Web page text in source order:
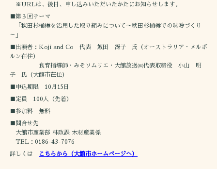
※URLは、後日、申し込みいただいたかたにお知らせします。
■第３回テーマ
「秋田杉桶樽を活用した取り組みについて～秋田杉桶樽での味噌づくり
～」
■出演者：Koji and Co 代表 飯田 冴子 氏（オーストラリア・メルボ
ルン在住）
食育指導師・みそソムリエ・大館放送㈱代表取締役 小山 明
子 氏（大館市在住）
■申込期限 10月15日
■定員 100人（先着）
■参加料 無料
■問合せ先
大館市産業部 林政課 木材産業係
TEL：0186-43-7076
詳しくは こちらから（大館市ホームページへ）